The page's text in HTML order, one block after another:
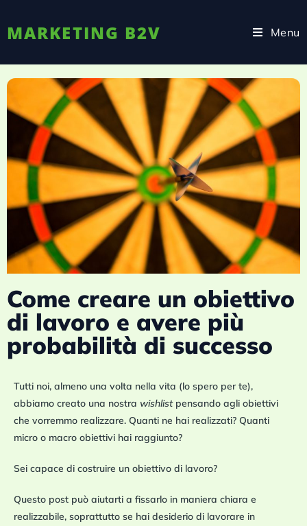
MARKETING B2V Menu
Come creare un obiettivo
di lavoro e avere più
probabilità di successo
Tutti noi, almeno una volta nella vita (lo spero per te),
abbiamo creato una nostra wishlist pensando agli obiettivi
che vorremmo realizzare. Quanti ne hai realizzati? Quanti
micro o macro obiettivi hai raggiunto?
Sei capace di costruire un obiettivo di lavoro?
Questo post può aiutarti a fissarlo in maniera chiara e
realizzabile, soprattutto se hai desiderio di lavorare in